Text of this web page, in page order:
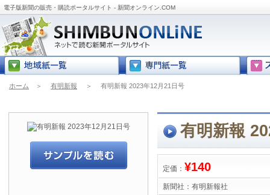
電子版新聞の販売・購読ポータルサイト - 新聞オンライン.COM
ホーム ＞ 有明新報 ＞ 有明新報 2023年12月21日号
有明新報
定価： ¥140
新聞社： 有明新報社